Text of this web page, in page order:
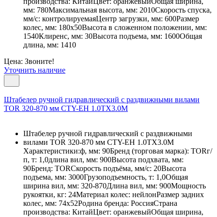
мм: 780Максимальная высота, мм: 2010Скорость спуска,
мм/с: контролируемаяЦентр загрузки, мм: 600Размер
колес, мм: 180х50Высота в сложенном положении, мм:
1540Клиренс, мм: 30Высота подъема, мм: 1600Общая
длина, мм: 1410
Цена: Звоните!
Уточнить наличие
Штабелер ручной гидравлический с раздвижными вилами
TOR 320-870 мм CTY-EH 1.0TX3.0M
Штабелер ручной гидравлический с раздвижными
вилами TOR 320-870 мм CTY-EH 1.0TX3.0M
Характеристики:ф, мм: 90Бренд (торговая марка): TORг/
п, т: 1,0длина вил, мм: 900Высота подхвата, мм:
90Бренд: TORСкорость подъёма, мм/с: 20Высота
подъема, мм: 3000Грузоподъемность, т: 1,0Общая
ширина вил, мм: 320-870Длина вил, мм: 900Мощность
рукоятки, кг: 24Материал колес: нейлонРазмер задних
колес, мм: 74х52Родина бренда: РоссияСтрана
производства: КитайЦвет: оранжевыйОбщая ширина,